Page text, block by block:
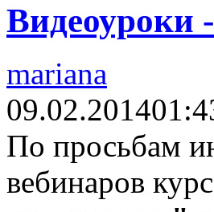
Видеоуроки
mariana
09.02.2014
По просьбам
вебинаров